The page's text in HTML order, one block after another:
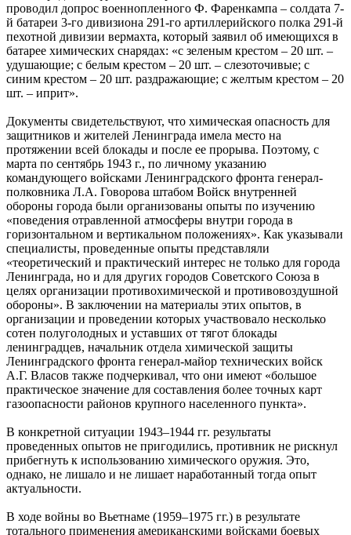
проводил допрос военнопленного Ф. Фаренкампа – солдата 7-
й батареи 3-го дивизиона 291-го артиллерийского полка 291-й
пехотной дивизии вермахта, который заявил об имеющихся в
батарее химических снарядах: «с зеленым крестом – 20 шт. –
удушающие; с белым крестом – 20 шт. – слезоточивые; с
синим крестом – 20 шт. раздражающие; с желтым крестом – 20
шт. – иприт».
Документы свидетельствуют, что химическая опасность для
защитников и жителей Ленинграда имела место на
протяжении всей блокады и после ее прорыва. Поэтому, с
марта по сентябрь 1943 г., по личному указанию
командующего войсками Ленинградского фронта генерал-
полковника Л.А. Говорова штабом Войск внутренней
обороны города были организованы опыты по изучению
«поведения отравленной атмосферы внутри города в
горизонтальном и вертикальном положениях». Как указывали
специалисты, проведенные опыты представляли
«теоретический и практический интерес не только для города
Ленинграда, но и для других городов Советского Союза в
целях организации противохимической и противовоздушной
обороны». В заключении на материалы этих опытов, в
организации и проведении которых участвовало несколько
сотен полуголодных и уставших от тягот блокады
ленинградцев, начальник отдела химической защиты
Ленинградского фронта генерал-майор технических войск
А.Г. Власов также подчеркивал, что они имеют «большое
практическое значение для составления более точных карт
газоопасности районов крупного населенного пункта».
В конкретной ситуации 1943–1944 гг. результаты
проведенных опытов не пригодились, противник не рискнул
прибегнуть к использованию химического оружия. Это,
однако, не лишало и не лишает наработанный тогда опыт
актуальности.
В ходе войны во Вьетнаме (1959–1975 гг.) в результате
тотального применения американскими войсками боевых